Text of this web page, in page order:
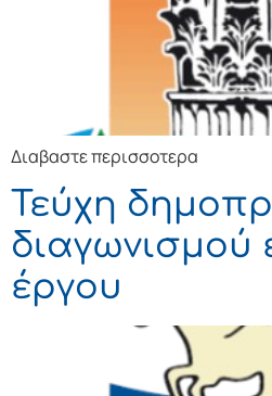
Διαβαστε περισσοτερα
Τεύχη
διαγωνισμού
έργου